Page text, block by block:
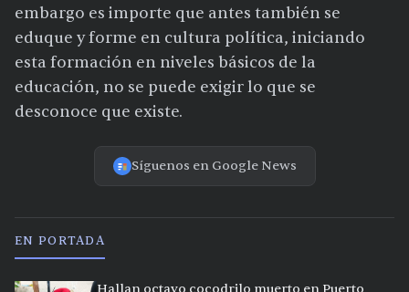
embargo es importe que antes también se
eduque y forme en cultura política, iniciando
esta formación en niveles básicos de la
educación, no se puede exigir lo que se
desconoce que existe.
Síguenos en Google News
EN PORTADA